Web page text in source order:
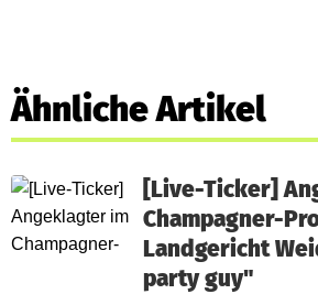
Ähnliche Artikel
[Live-Ticker]
Champagner-
Landgericht
party guy"